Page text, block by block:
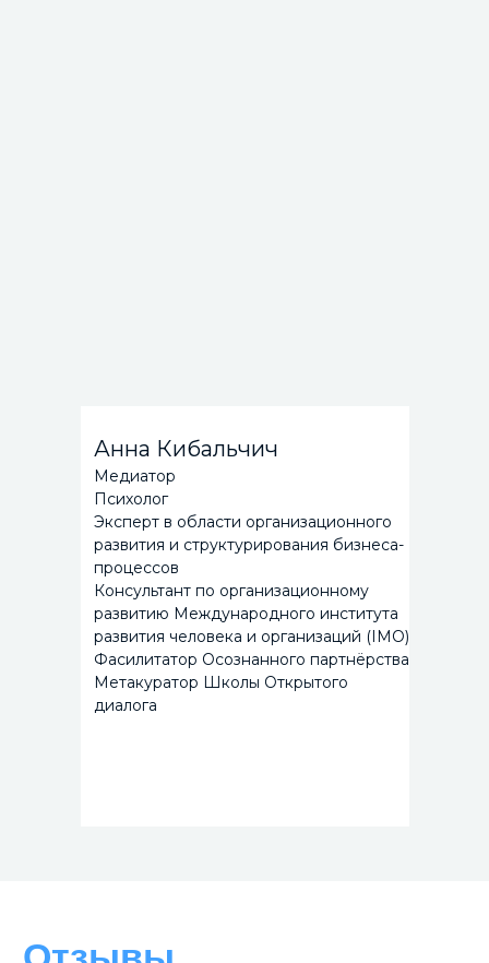
Анна Кибальчич
Медиатор
Психолог
Эксперт в области организационного
развития и структурирования бизнеса-
процессов
Консультант по организационному
развитию Международного института
развития человека и организаций (IMO)
Фасилитатор Осознанного партнёрства
Метакуратор Школы Открытого
диалога